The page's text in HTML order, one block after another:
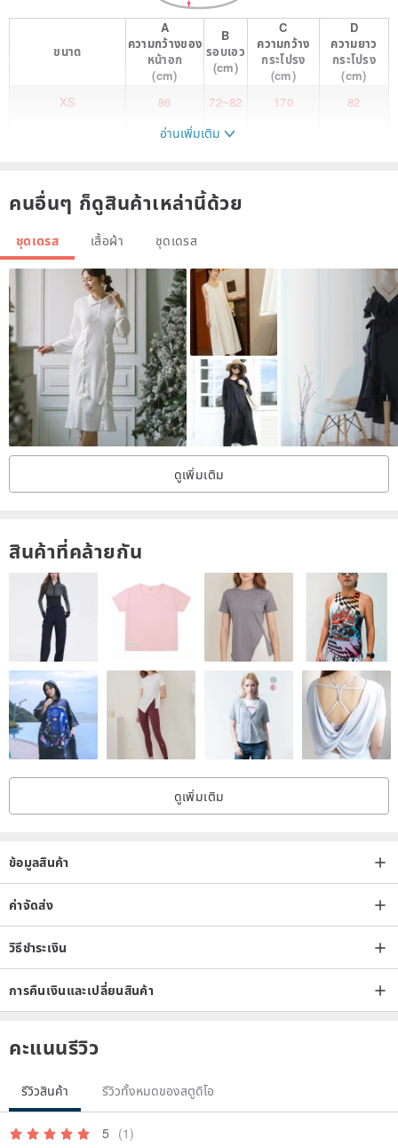
ขนาด
A
ความกว้างของ
หน้าอก
(cm)
B
รอบเอว
(cm)
C
ความกว้าง
กระโปรง
(cm)
D
ความยาว
กระโปรง
(cm)
XS
86 72~82 170 82
89 76~86
★. About NEGA C.. ★
NEGA C. Fashion was established in 2011 and is managed by Xu
Yating, a fashion designer who has studied in the UK.
In August 2012, a women's clothing store was opened in Macau. In
addition to the development of the women's SHOP COLLECTION
series designed and produced by ourselves, each piece of clothing
in the series is made by our studio team, and each design is only
Produced in small quantities.
"The life you love, the love you live" has always been the creative
reference followed by NEGA C.. The brand is based on lively
women who love life and are not restricted by age. Taking leisure
retro style with cute and mischievous.
Some styles in the shop are larger in size, please check the size
chart first, if you have any questions, please ask customer service
before placing an order~Thank you!!
อ่านเพิ่มเติม
คนอื่นๆ ก็ดูสินค้าเหล่านี้ด้วย
ชุดเดรส เสื้อผ้า ชุดเดรส
ดูเพิ่มเติม
สินค้าที่คล้ายกัน
ดูเพิ่มเติม
ข้อมูลสินค้า
ค่าจัดส่ง
วิธีชำระเงิน
การคืนเงินและเปลี่ยนสินค้า
คะแนนรีวิว
รีวิวสินค้า รีวิวทั้งหมดของสตูดิโอ
5 (1)